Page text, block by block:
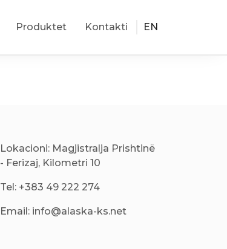
Produktet Kontakti EN
Lokacioni: Magjistralja Prishtinë
- Ferizaj, Kilometri 10
Tel: +383 49 222 274
Email: info@alaska-ks.net